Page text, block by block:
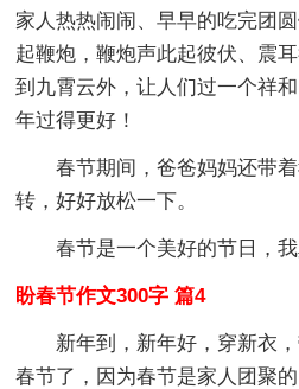
家人热热闹闹、早早的吃完团
起鞭炮，鞭炮声此起彼伏、震
到九霄云外，让人们过一个祥
年过得更好！
春节期间，爸爸妈妈还带
转，好好放松一下。
春节是一个美好的节日，
盼春节作文300字 篇4
新年到，新年好，穿新衣
春节了，因为春节是家人团聚